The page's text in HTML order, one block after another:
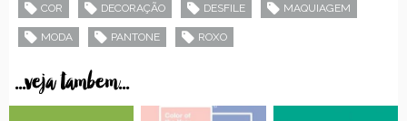
COR DECORAÇÃO DESFILE MAQUIAGEM
MODA PANTONE ROXO
...veja tambem...